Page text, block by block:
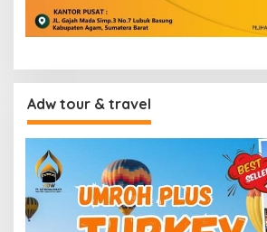
Adw tour & travel